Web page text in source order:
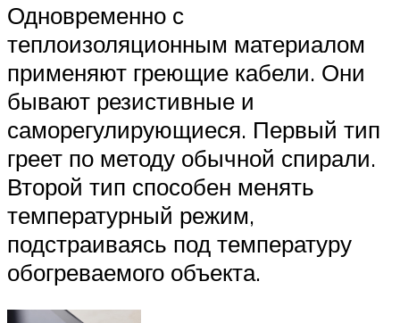
Одновременно с
теплоизоляционным материалом
применяют греющие кабели. Они
бывают резистивные и
саморегулирующиеся. Первый тип
греет по методу обычной спирали.
Второй тип способен менять
температурный режим,
подстраиваясь под температуру
обогреваемого объекта.